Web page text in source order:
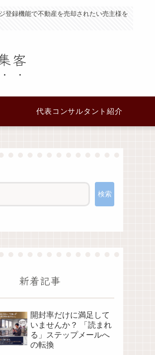
登録機能で不動産を売却されたい売主様を
客
代表コンサルタント紹介
検索
新着記事
開封率だけに満足して
いませんか？ 「読まれ
る」ステップメールへ
の転換